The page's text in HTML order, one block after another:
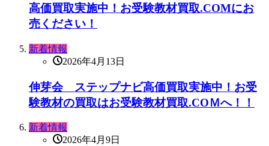
高価買取実施中！お受験教材買取.COMにお
売ください！
新着情報
2026年4月13日
伸芽会 ステップナビ高価買取実施中！お受
験教材の買取はお受験教材買取.COＭへ！！
新着情報
2026年4月9日